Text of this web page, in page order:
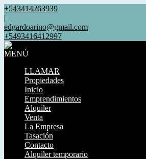
+543414263939
|
edgardoarino@gmail.com
+5493416412997
MENÚ
LLAMAR
Propiedades
Inicio
Emprendimientos
Alquiler
Venta
La Empresa
Tasación
Contacto
Alquiler temporario